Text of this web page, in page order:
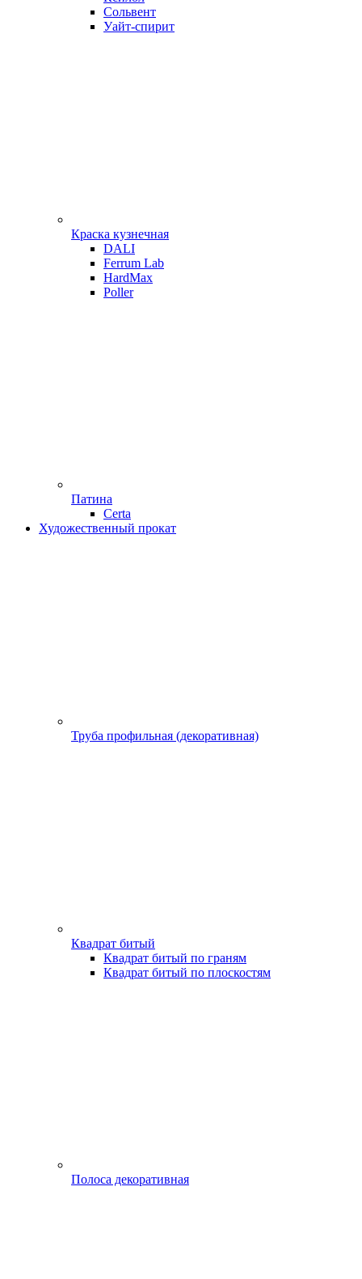
Сольвент
Уайт-спирит
Краска кузнечная
DALI
Ferrum Lab
HardMax
Poller
Патина
Certa
Художественный прокат
Труба профильная (декоративная)
Квадрат битый
Квадрат битый по граням
Квадрат битый по плоскостям
Полоса декоративная